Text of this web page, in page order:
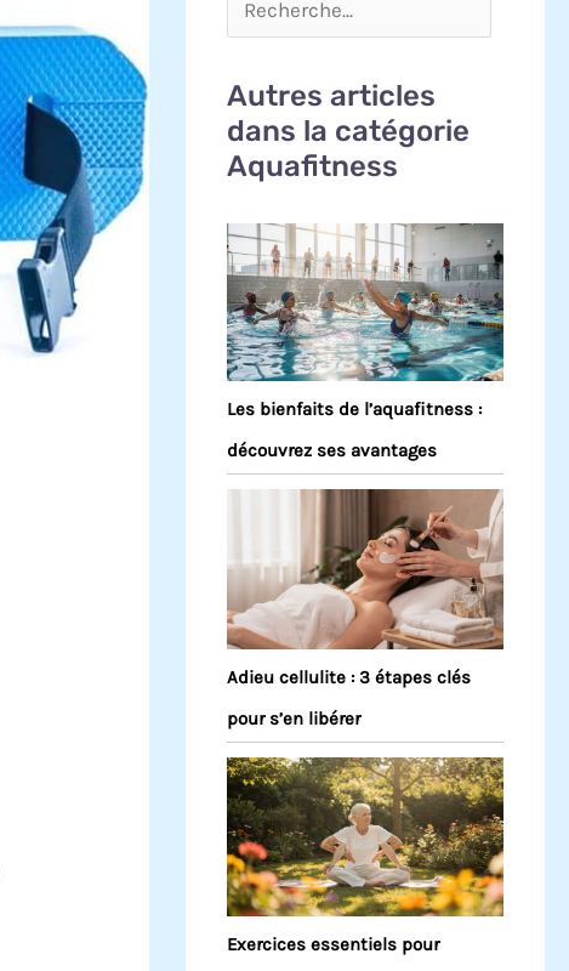
Autres articles
dans la catégorie
Aquafitness
Les bienfaits de l’aquafitness :
découvrez ses avantages
Adieu cellulite : 3 étapes clés
pour s’en libérer
Exercices essentiels pour